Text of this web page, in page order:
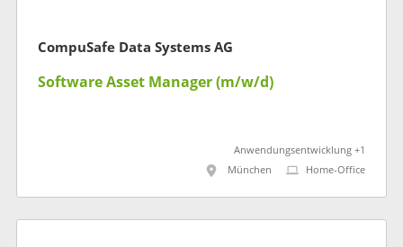
CompuSafe Data Systems AG
Software Asset Manager (m/w/d)
Anwendungsentwicklung +1
München
Home-Office